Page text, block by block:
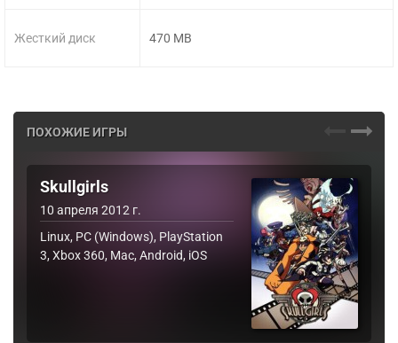
Жесткий диск 470 MB
ПОХОЖИЕ ИГРЫ
Skullgirls
10 апреля 2012 г.
Linux, PC (Windows), PlayStation
3, Xbox 360, Mac, Android, iOS